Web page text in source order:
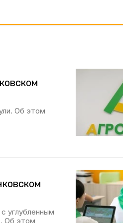
Об этом
углубленным
Об этом